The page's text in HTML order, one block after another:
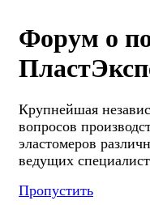
Форум о
Крупнейшая
вопросов
эластомеров
ведущих
Пропустить